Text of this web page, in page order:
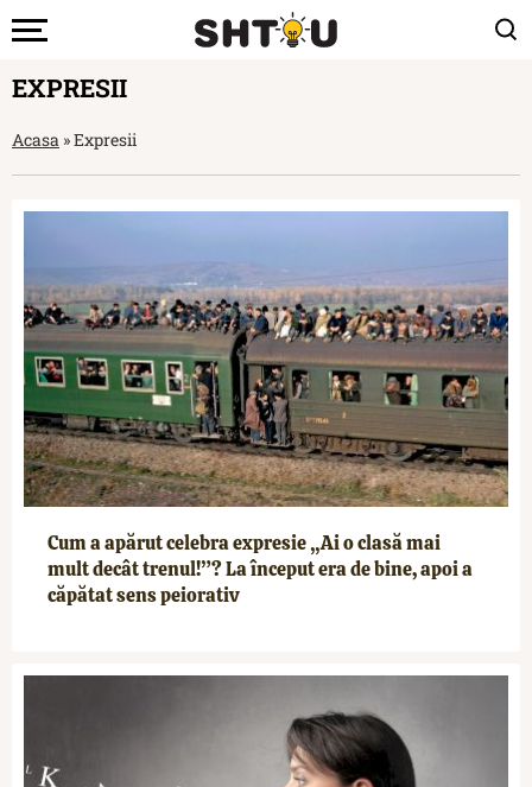
EXPRESII
Acasa »Expresii
Cum a apărut celebra expresie „Ai o clasă mai
mult decât trenul!”? La început era de bine, apoi a
căpătat sens peiorativ